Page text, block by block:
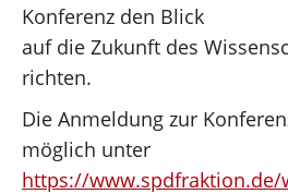
Konferenz den Blick
auf die Zukunft des
richten.
Die Anmeldung zur
möglich unter
https://www.spdfraktion.de/